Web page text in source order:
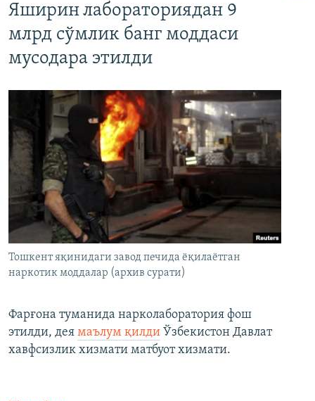
Яширин лабораториядан 9
млрд сўмлик банг моддаси
мусодара этилди
Тошкент яқинидаги завод печида ёқилаётган
наркотик моддалар (архив сурати)
Фарғона туманида нарколаборатория фош
этилди, дея маълум қилди Ўзбекистон Давлат
хавфсизлик хизмати матбуот хизмати.